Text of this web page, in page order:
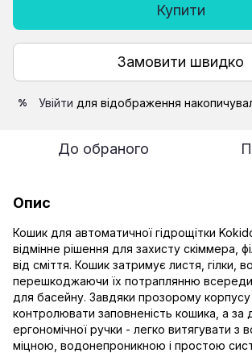
Купити
Замовити швидко
% Увійти для відображення
До обраного
Опис
Кошик для автоматичної гідрощітки
відмінне рішення для захисту скіммера,
від сміття. Кошик затримує листя, гілки,
перешкоджаючи їх потраплянню
для басейну. Завдяки прозорому
контролювати заповненість кошика, а
ергономічної ручки - легко витягувати з
міцною, водонепроникною і простою